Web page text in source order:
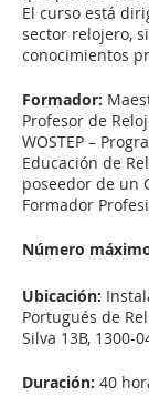
El curso está
sector relojero,
conocimientos
Formador:
Profesor de
WOSTEP –
Educación de
poseedor de un
Formador
Número
Ubicación:
Portugués de
Silva 13B, 1300-
Duración: 40